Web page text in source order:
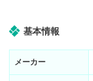
基本情報
メーカー